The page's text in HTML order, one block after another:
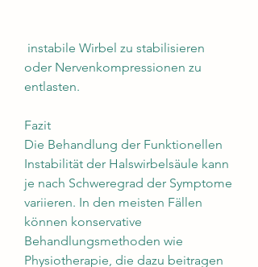
oder Nervenkompressionen zu
entlasten.
Fazit
Die Behandlung der Funktionellen
Instabilität der Halswirbelsäule kann
je nach Schweregrad der Symptome
variieren. In den meisten Fällen
können konservative
Behandlungsmethoden wie
Physiotherapie, die dazu beitragen